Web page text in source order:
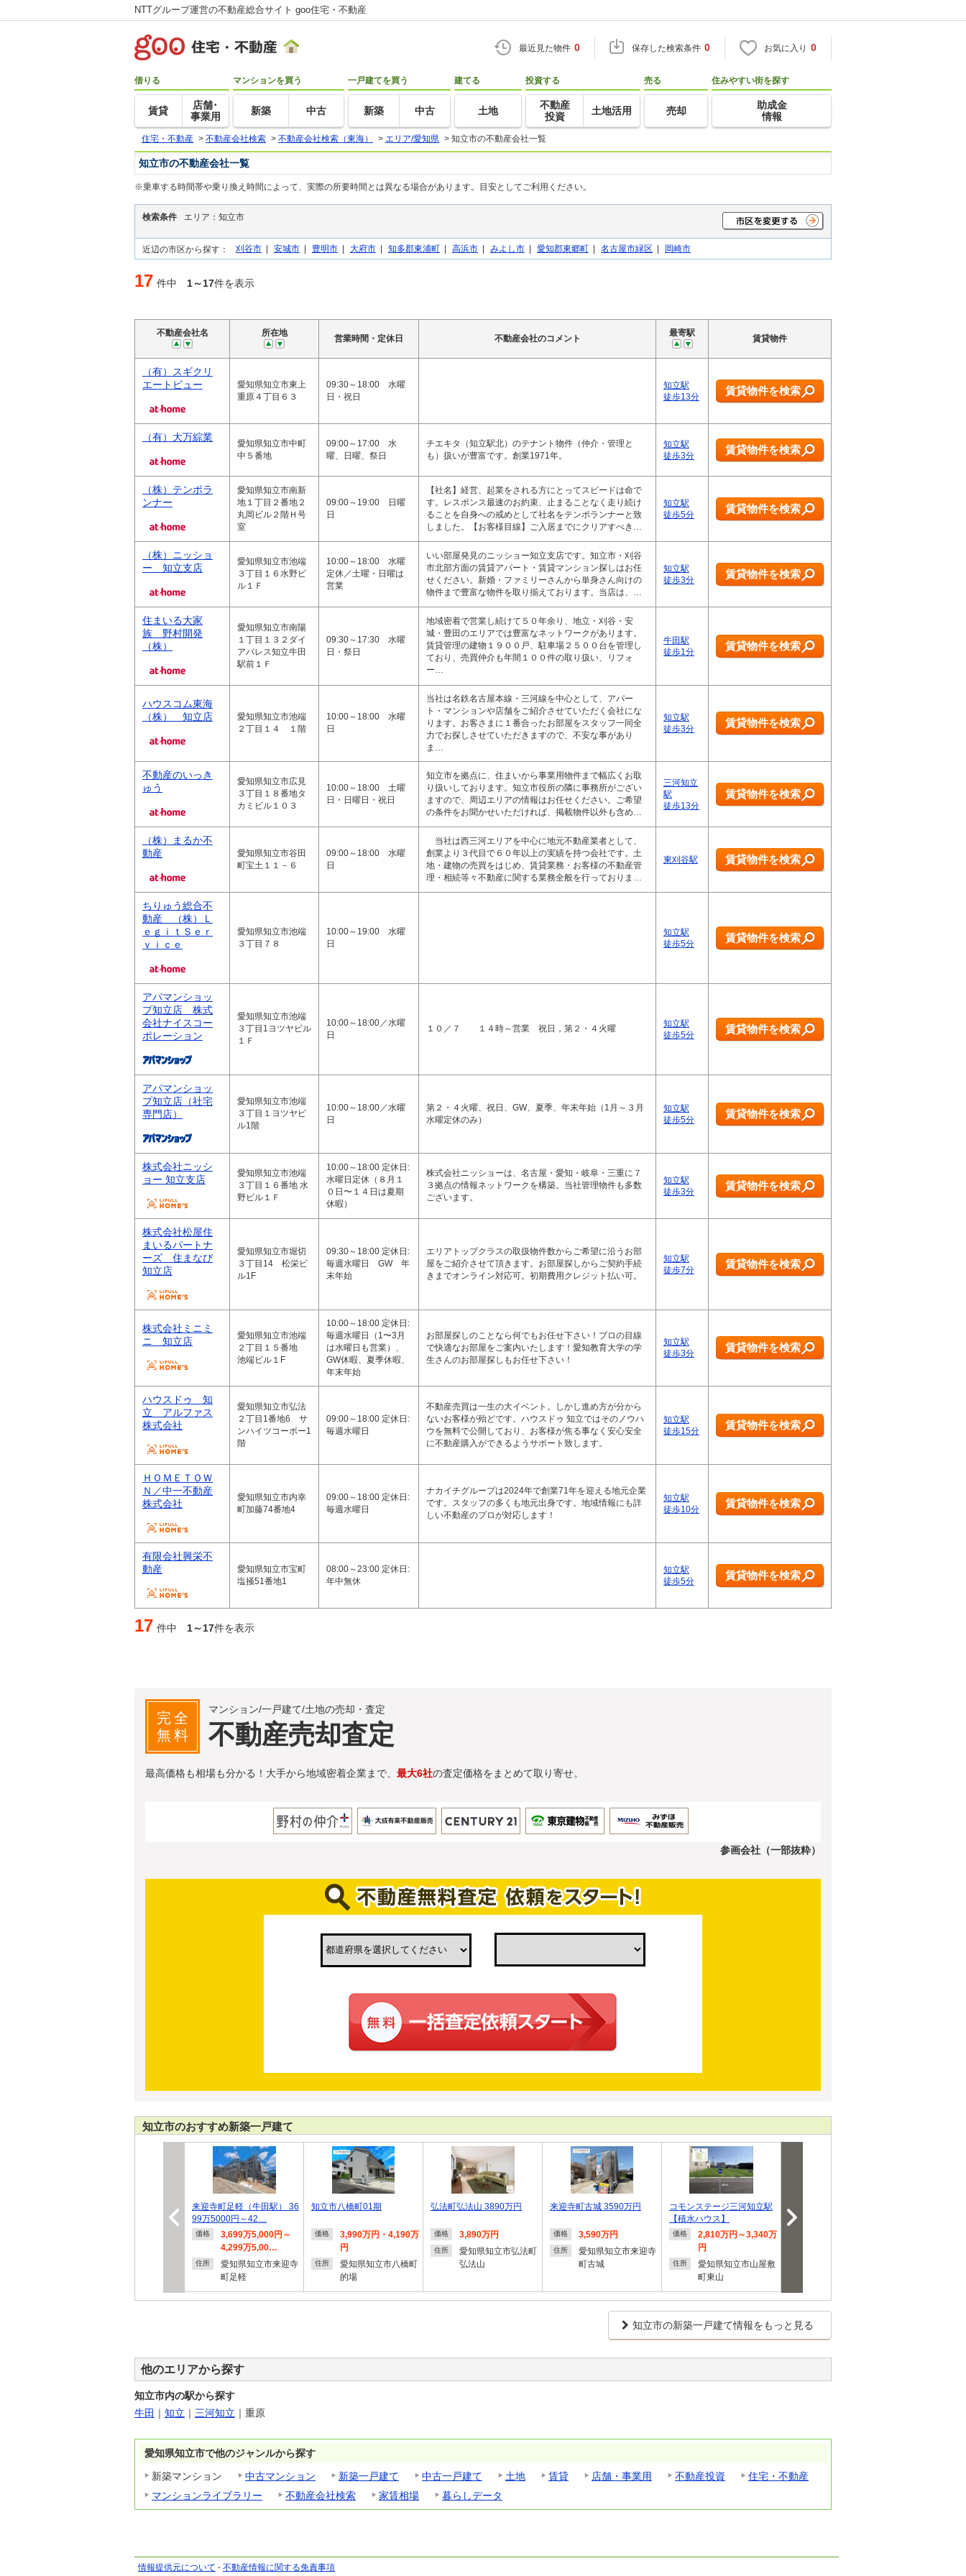
NTTグループ運営の不動産総合サイト goo住宅・不動産
最近見た物件 0 保存した検索条件 0 お気に入り 0
借りる
賃貸
店舗･
事業用
マンションを買う
新築 中古
一戸建てを買う
新築 中古
建てる
土地
投資する
不動産
投資
土地活用
売る
売却
住みやすい街を探す
助成金
情報
住宅・不動産 > 不動産会社検索 > 不動産会社検索（東海） > エリア/愛知県 > 知立市の不動産会社一覧
知立市の不動産会社一覧
※乗車する時間帯や乗り換え時間によって、実際の所要時間とは異なる場合があります。目安としてご利用ください。
検索条件 エリア：知立市
近辺の市区から探す： 刈谷市 | 安城市 | 豊明市 | 大府市 | 知多郡東浦町 | 高浜市 | みよし市 | 愛知郡東郷町 | 名古屋市緑区 | 岡崎市
17 件中 1～17件を表示
不動産会社名 所在地
営業時間・定休日 不動産会社のコメント
最寄駅
賃貸物件
（有）スギクリ
エートビュー
愛知県知立市東上
重原４丁目６３
09:30～18:00 水曜
日・祝日
知立駅
徒歩13分
賃貸物件を検索
（有）大万綜業
愛知県知立市中町
中５番地
09:00～17:00 水
曜、日曜、祭日
チエキタ（知立駅北）のテナント物件（仲介・管理と
も）扱いが豊富です。創業1971年。
知立駅
徒歩3分
賃貸物件を検索
（株）テンポラ
ンナー
愛知県知立市南新
地１丁目２番地２
丸岡ビル２階Ｈ号
室
09:00～19:00 日曜
日
【社名】経営、起業をされる方にとってスピードは命で
す。レスポンス最速のお約束、止まることなく走り続け
ることを自身への戒めとして社名をテンポランナーと致
しました。【お客様目線】ご入居までにクリアすべき…
知立駅
徒歩5分
賃貸物件を検索
（株）ニッショ
ー 知立支店
愛知県知立市池端
３丁目１６水野ビ
ル１Ｆ
10:00～18:00 水曜
定休／土曜・日曜は
営業
いい部屋発見のニッショー知立支店です。知立市・刈谷
市北部方面の賃貸アパート・賃貸マンション探しはお任
せください。新婚・ファミリーさんから単身さん向けの
物件まで豊富な物件を取り揃えております。当店は、…
知立駅
徒歩3分
賃貸物件を検索
住まいる大家
族 野村開発
（株）
愛知県知立市南陽
１丁目１３２ダイ
アパレス知立牛田
駅前１Ｆ
09:30～17:30 水曜
日・祭日
地域密着で営業し続けて５０年余り、地立・刈谷・安
城・豊田のエリアでは豊富なネットワークがあります。
賃貸管理の建物１９００戸、駐車場２５００台を管理し
ており、売買仲介も年間１００件の取り扱い、リフォ
ー…
牛田駅
徒歩1分
賃貸物件を検索
ハウスコム東海
（株） 知立店
愛知県知立市池端
２丁目１４ １階
10:00～18:00 水曜
日
当社は名鉄名古屋本線・三河線を中心として、アパー
ト・マンションや店舗をご紹介させていただく会社にな
ります。お客さまに１番合ったお部屋をスタッフ一同全
力でお探しさせていただきますので、不安な事があり
ま…
知立駅
徒歩3分
賃貸物件を検索
不動産のいっき
ゅう
愛知県知立市広見
３丁目１８番地タ
カミビル１０３
10:00～18:00 土曜
日・日曜日・祝日
知立市を拠点に、住まいから事業用物件まで幅広くお取
り扱いしております。知立市役所の隣に事務所がござい
ますので、周辺エリアの情報はお任せください。ご希望
の条件をお聞かせいただければ、掲載物件以外も含め…
三河知立
駅
徒歩13分
賃貸物件を検索
（株）まるか不
動産
愛知県知立市谷田
町宝土１１－６
09:00～18:00 水曜
日
当社は西三河エリアを中心に地元不動産業者として、
創業より３代目で６０年以上の実績を持つ会社です。土
地・建物の売買をはじめ、賃貸業務・お客様の不動産管
理・相続等々不動産に関する業務全般を行っておりま…
東刈谷駅 賃貸物件を検索
ちりゅう総合不
動産 （株）Ｌ
ｅｇｉｔＳｅｒ
ｖｉｃｅ
愛知県知立市池端
３丁目７８
10:00～19:00 水曜
日
知立駅
徒歩5分
賃貸物件を検索
アパマンショッ
プ知立店 株式
会社ナイスコー
ポレーション
愛知県知立市池端
３丁目1ヨツヤビル
１Ｆ
10:00～18:00／水曜
日
１０／７ １４時～営業 祝日，第２・４火曜
知立駅
徒歩5分
賃貸物件を検索
アパマンショッ
プ知立店（社宅
専門店）
愛知県知立市池端
３丁目１ヨツヤビ
ル1階
10:00～18:00／水曜
日
第２・４火曜、祝日、GW、夏季、年末年始（1月～３月
水曜定休のみ）
知立駅
徒歩5分
賃貸物件を検索
株式会社ニッシ
ョー 知立支店
愛知県知立市池端
３丁目１６番地 水
野ビル１Ｆ
10:00～18:00 定休日:
水曜日定休（８月１
０日〜１４日は夏期
休暇）
株式会社ニッショーは、名古屋・愛知・岐阜・三重に７
３拠点の情報ネットワークを構築。当社管理物件も多数
ございます。
知立駅
徒歩3分
賃貸物件を検索
株式会社松屋住
まいるパートナ
ーズ 住まなび
知立店
愛知県知立市堀切
３丁目14 松栄ビ
ル1F
09:30～18:00 定休日:
毎週水曜日 GW 年
末年始
エリアトップクラスの取扱物件数からご希望に沿うお部
屋をご紹介させて頂きます。お部屋探しからご契約手続
きまでオンライン対応可。初期費用クレジット払い可。
知立駅
徒歩7分
賃貸物件を検索
株式会社ミニミ
ニ 知立店
愛知県知立市池端
２丁目１５番地
池端ビル１F
10:00～18:00 定休日:
毎週水曜日（1〜3月
は水曜日も営業）、
GW休暇、夏季休暇、
年末年始
お部屋探しのことなら何でもお任せ下さい！プロの目線
で快適なお部屋をご案内いたします！愛知教育大学の学
生さんのお部屋探しもお任せ下さい！
知立駅
徒歩3分
賃貸物件を検索
ハウスドゥ 知
立 アルファス
株式会社
愛知県知立市弘法
２丁目1番地6 サ
ンハイツコーボー1
階
09:00～18:00 定休日:
毎週水曜日
不動産売買は一生の大イベント。しかし進め方が分から
ないお客様が殆どです。ハウスドゥ 知立ではそのノウハ
ウを無料で公開しており、お客様が焦る事なく安心安全
に不動産購入ができるようサポート致します。
知立駅
徒歩15分
賃貸物件を検索
ＨＯＭＥＴＯＷ
Ｎ／中一不動産
株式会社
愛知県知立市内幸
町加藤74番地4
09:00～18:00 定休日:
毎週水曜日
ナカイチグループは2024年で創業71年を迎える地元企業
です。スタッフの多くも地元出身です。地域情報にも詳
しい不動産のプロが対応します！
知立駅
徒歩10分
賃貸物件を検索
有限会社興栄不
動産
愛知県知立市宝町
塩掻51番地1
08:00～23:00 定休日:
年中無休
知立駅
徒歩5分
賃貸物件を検索
17 件中 1～17件を表示
完全
無料
マンション/一戸建て/土地の売却・査定
不動産売却査定
最高価格も相場も分かる！大手から地域密着企業まで、 最大6社の査定価格をまとめて取り寄せ。
参画会社（一部抜粋）
知立市のおすすめ新築一戸建て
来迎寺町足軽（牛田駅） 36
99万5000円～42…
価格
3,699万5,000円～
4,299万5,00…
住所
愛知県知立市来迎寺
町足軽
知立市八橋町01期
価格
3,990万円・4,190万
円
住所
愛知県知立市八橋町
的場
弘法町弘法山 3890万円
価格 3,890万円
住所
愛知県知立市弘法町
弘法山
来迎寺町古城 3590万円
価格 3,590万円
住所
愛知県知立市来迎寺
町古城
コモンステージ三河知立駅
【積水ハウス】
価格
2,810万円～3,340万
円
住所
愛知県知立市山屋敷
町東山
屋敷町の家2期
知立市の新築一戸建て情報をもっと見る
他のエリアから探す
知立市内の駅から探す
牛田 ｜ 知立 ｜ 三河知立 ｜ 重原
愛知県知立市で他のジャンルから探す
新築マンション
中古マンション 新築一戸建て 中古一戸建て 土地 賃貸 店舗・事業用 不動産投資
住宅・不動産
マンションライブラリー
不動産会社検索 家賃相場 暮らしデータ
情報提供元について - 不動産情報に関する免責事項